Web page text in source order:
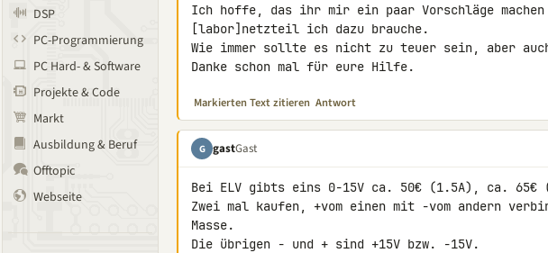
DSP
PC-Programmierung
PC Hard- & Software
Projekte & Code
Markt
Ausbildung & Beruf
Offtopic
Webseite
Ich hoffe, das ihr mir ein paar Vorschläge machen
[labor]netzteil ich dazu brauche.
Wie immer sollte es nicht zu teuer sein, aber
Danke schon mal für eure Hilfe.
Markierten Text zitieren Antwort
G gastGast
Bei ELV gibts eins 0-15V ca. 50€ (1.5A), ca. 65€
Zwei mal kaufen, +vom einen mit -vom andern
Masse.
Die übrigen - und + sind +15V bzw. -15V.